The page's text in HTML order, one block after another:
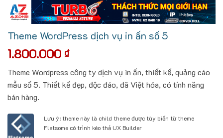
Theme WordPress dịch vụ in ấn số 5
1.800.000 ₫
Theme Wordpress công ty dịch vụ in ấn, thiết kế, quảng cáo
mẫu số 5. Thiết kế đẹp, độc đáo, đã Việt hóa, có tính năng
bán hàng.
Lưu ý: theme này là child theme được tùy biến từ theme
Flatsome có trình kéo thả UX Builder